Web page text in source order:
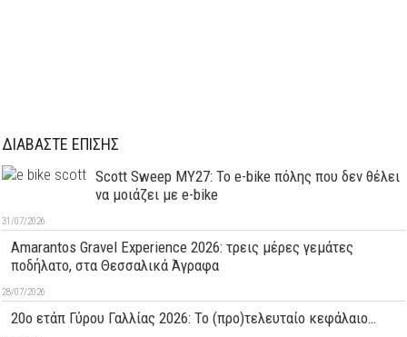
ΔΙΑΒΑΣΤΕ ΕΠΙΣΗΣ
Scott Sweep MY27: Το e-bike πόλης που δεν θέλει
να μοιάζει με e-bike
31/07/2026
Amarantos Gravel Experience 2026: τρεις μέρες γεμάτες
ποδήλατο, στα Θεσσαλικά Άγραφα
28/07/2026
20ο ετάπ Γύρου Γαλλίας 2026: Το (προ)τελευταίο κεφάλαιο…